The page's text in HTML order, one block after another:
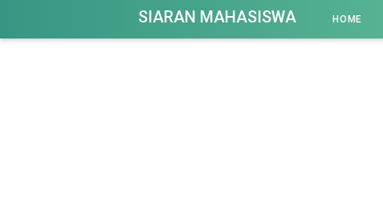
SIARAN MAHASISWA HOME